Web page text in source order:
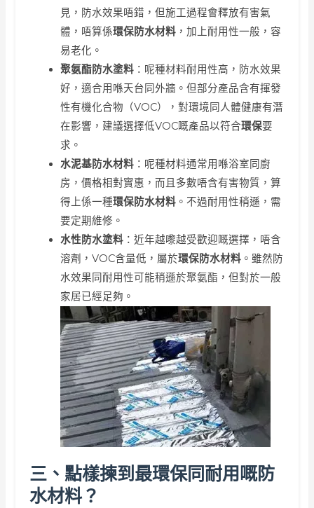
見，防水效果唔錯，但施工過程會釋放有害氣
體，唔算係環保防水材料 ，加上耐用性一般，容
易老化。
聚氨酯防水塗料 ：呢種材料耐用性高，防水效果
好，適合用喺天台同外牆。但部分產品含有揮發
性有機化合物（VOC），對環境同人體健康有潛
在影響，建議選擇低VOC嘅產品以符合環保要
求。
水泥基防水材料 ：呢種材料通常用喺浴室同廚
房，價格相對實惠，而且多數唔含有害物質，算
得上係一種環保防水材料 。不過耐用性稍遜，需
要定期維修。
水性防水塗料 ：近年越嚟越受歡迎嘅選擇，唔含
溶劑，VOC含量低，屬於環保防水材料 。雖然防
水效果同耐用性可能稍遜於聚氨酯，但對於一般
家居已經足夠。
三、點樣揀到最環保同耐用嘅防
水材料？